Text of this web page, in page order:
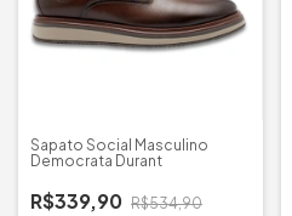
Sapato Social Masculino
Democrata Durant
R$339,90 R$534,90